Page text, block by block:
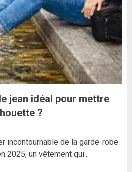
jean idéal pour mettre
?
incontournable de la garde-robe
2025, un vêtement qui...